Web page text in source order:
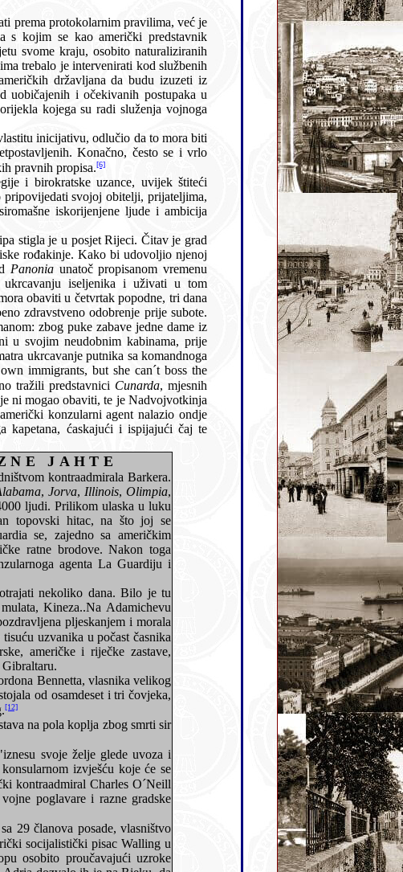
državljana da budu izuzeti iz
žestoko prepirao sa riječkim guvernerom grofom Szaparyjem oko tumačenja američkih i ugarskih pravnih propisa.[6]
Panonia unatoč propisanom vremenu
Potom je napustio svoj ured gdje su ga čitavoga popodneva bezuspješno tražili predstavnici Cunarda, mjesnih
obaviti, te je Nadvojvotkinja
JAHTE
, Jorva, Illinois, Olimpia,
je prema Gibraltaru.
Bennetta, vlasnika velikog
[12]
29 članova posade, vlasništvo